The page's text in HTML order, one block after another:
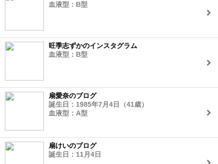
血液型：B型
旺季志ずかのインスタグラム
血液型：B型
扇愛奈のブログ
誕生日：1985年7月4日（41歳）
血液型：A型
扇けいのブログ
誕生日：11月4日